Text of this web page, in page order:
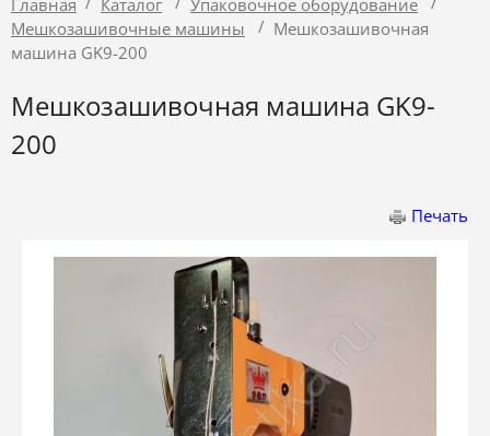
Главная Каталог Упаковочное оборудование
Мешкозашивочные машины
/ Мешкозашивочная
машина GK9-200
Мешкозашивочная машина GK9-
200
Печать